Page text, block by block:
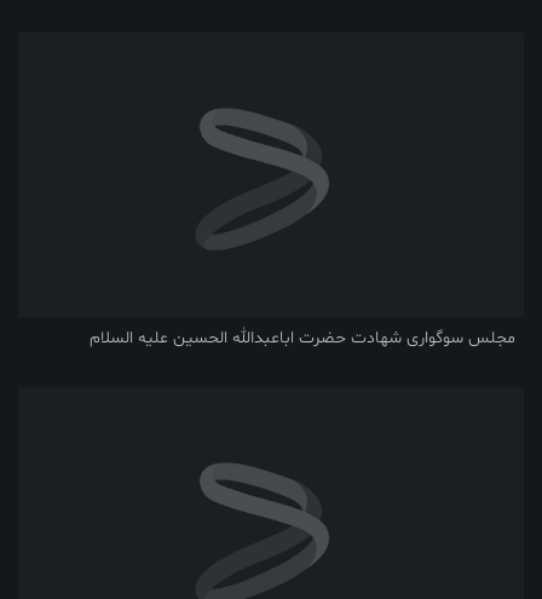
مجلس سوگواری شهادت حضرت اباعبدالله الحسین علیه السلام